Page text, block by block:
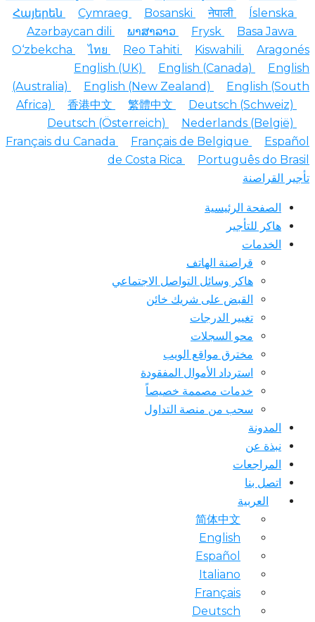
Հայերեն
Cymraeg Bosanski नेपाली
Íslenska
Azərbaycan dili
ພາສາລາວ Frysk
Basa Jawa
O‘zbekcha
ไทย Reo Tahiti Kiswahili
Aragonés
English (UK)
English (Canada)
English
(Australia)
English (New Zealand)
English (South
Africa)
香港中文 繁體中文
Deutsch (Schweiz)
Deutsch (Österreich)
Nederlands (België)
Français du Canada
Français de Belgique
Español
de Costa Rica
Português do Brasil
تأجير القراصنة
الصفحة الرئيسية
هاكر للتأجير
الخدمات
قراصنة الهاتف
هاكر وسائل التواصل الاجتماعي
القبض على شريك خائن
تغيير الدرجات
محو السجلات
مخترق مواقع الويب
استرداد الأموال المفقودة
خدمات مصممة خصيصاً
سحب من منصة التداول
المدونة
نبذة عن
المراجعات
اتصل بنا
العربية
简体中文
English
Español
Italiano
Français
Deutsch